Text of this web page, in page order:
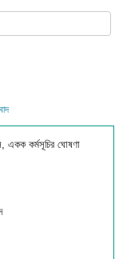
একক কর্মসূচির ঘোষণা